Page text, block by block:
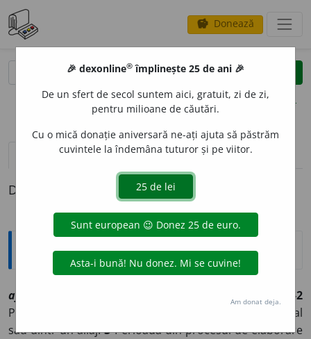
savings Donează
clear
opțiuni
definiții (1)
Definiția cu ID-ul 1007594:
Explicative DEX
afin
1-2
Proces de îndepărtare a impurităților dintr-un metal
sau dintr-un aliaj.3Perioadă din procesul de elaborare
🎉 dexonline® împlinește 25 de ani 🎉
De un sfert de secol suntem aici, gratuit, zi de zi,
pentru milioane de căutări.
Cu o mică donație aniversară ne-ați ajuta să păstrăm
cuvintele la îndemâna tuturor și pe viitor.
Am donat deja.